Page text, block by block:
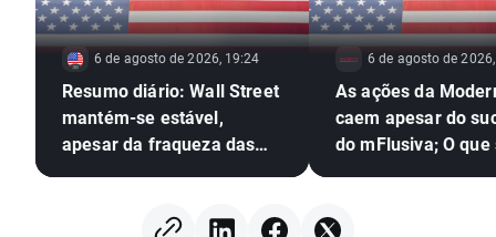
6 de agosto de 2026, 19:24
Resumo diário: Wall Street
mantém-se estável,
apesar da fraqueza das
preço do petróleo
6 de agosto de
As ações da
caem apesar do
do mFlusiva; O que
ARNm?